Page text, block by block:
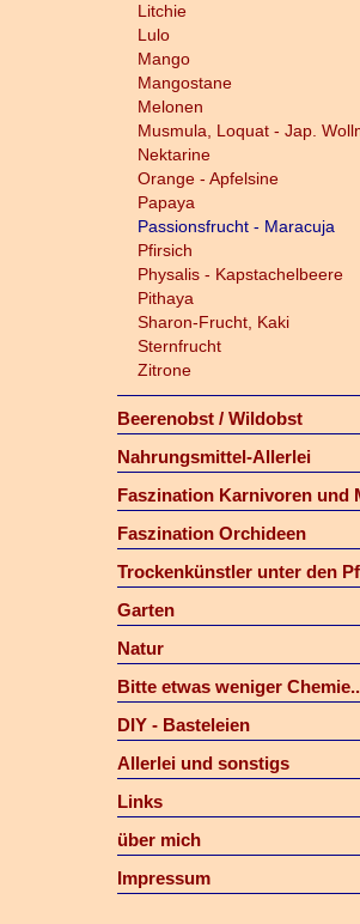
Litchie
Lulo
Mango
Mangostane
Melonen
Musmula, Loquat - Jap.
Nektarine
Orange - Apfelsine
Papaya
Passionsfrucht - Maracuja
Pfirsich
Physalis - Kapstachelbeere
Pithaya
Sharon-Frucht, Kaki
Sternfrucht
Zitrone
Beerenobst / Wildobst
Nahrungsmittel-Allerlei
Faszination Karnivoren und
Faszination Orchideen
Trockenkünstler unter den
Garten
Natur
Bitte etwas weniger
DIY - Basteleien
Allerlei und sonstigs
Links
über mich
Impressum